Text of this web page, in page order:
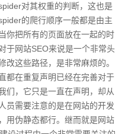
对其权重的判断，这也是
的爬行顺序一般都是由主
你把所有的页面放在一起的时
于网站SEO来说是一个非常头
这些路径，是非常麻烦的。
在重复声明已经在完善对于
们，它只是一直在声明，却从
员需要注意的是在网站的开发
用伪静态都行。继而就是网站